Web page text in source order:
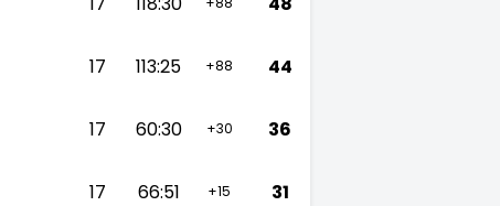
17 113:25 +88 44
17 60:30 +30 36
17 66:51 +15 31